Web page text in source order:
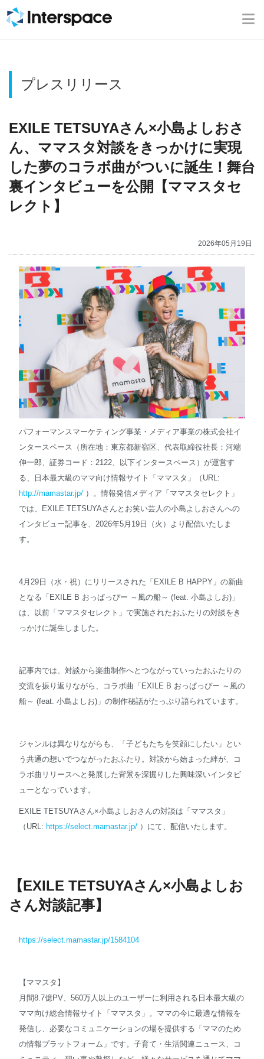
ホーム
事業内容
ニュース
IR情報
ブログ
English
プレスリリース
EXILE TETSUYAさん×小島よしおさ
ん、ママスタ対談をきっかけに実現
した夢のコラボ曲がついに誕生！舞台
裏インタビューを公開【ママスタセ
レクト】
2026年05月19日
パフォーマンスマーケティング事業・メディア事業の株式会社イ
ンタースペース（所在地：東京都新宿区、代表取締役社長：河端
伸一郎、証券コード：2122、以下インタースペース）が運営す
る、日本最大級のママ向け情報サイト「ママスタ」（URL:
http://mamastar.jp/）。情報発信メディア「ママスタセレクト」
では、EXILE TETSUYAさんとお笑い芸人の小島よしおさんへの
インタビュー記事を、2026年5月19日（火）より配信いたしま
す。
4月29日（水・祝）にリリースされた「EXILE B HAPPY」の新曲
となる「EXILE B おっぱっぴー ～風の船～ (feat. 小島よしお)」
は、以前「ママスタセレクト」で実施されたおふたりの対談をき
っかけに誕生しました。
記事内では、対談から楽曲制作へとつながっていったおふたりの
交流を振り返りながら、コラボ曲「EXILE B おっぱっぴー ～風の
船～ (feat. 小島よしお)」の制作秘話がたっぷり語られています。
ジャンルは異なりながらも、「子どもたちを笑顔にしたい」とい
う共通の想いでつながったおふたり。対談から始まった絆が、コ
ラボ曲リリースへと発展した背景を深掘りした興味深いインタビ
ューとなっています。
EXILE TETSUYAさん×小島よしおさんの対談は「ママスタ」
（URL: https://select.mamastar.jp/）にて、配信いたします。
【EXILE TETSUYAさん×小島よしお
さん対談記事】
https://select.mamastar.jp/1584104
【ママスタ】
月間8.7億PV、560万人以上のユーザーに利用される日本最大級の
ママ向け総合情報サイト「ママスタ」。ママの今に最適な情報を
発信し、必要なコミュニケーションの場を提供する「ママのため
の情報プラットフォーム」です。子育て・生活関連ニュース、コ